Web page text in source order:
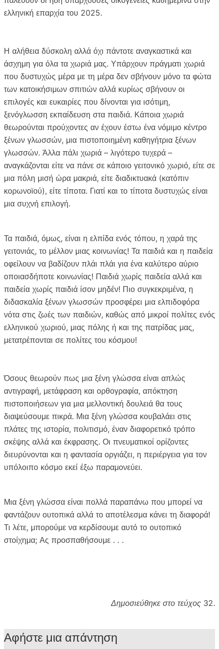
ελληνική επαρχία του 2025.
Η αλήθεια δύσκολη αλλά όχι πάντοτε αναγκαστικά και
άσχημη για όλα τα χωριά μας. Υπάρχουν πράγματι χωριά
που δυστυχώς μέρα με τη μέρα δεν σβήνουν μόνο τα φώτα
των κατοικήσιμων σπιτιών αλλά κυρίως σβήνουν οι
επιλογές και ευκαιρίες που δίνονται για ισότιμη,
ξενόγλωσση εκπαίδευση στα παιδιά. Κάποια χωριά
θεωρούνται προύχοντες αν έχουν έστω ένα νόμιμο κέντρο
ξένων γλωσσών, μια πιστοποιημένη καθηγήτρια ξένων
γλωσσών. Άλλα πάλι χωριά – λιγότερο τυχερά –
αναγκάζονται είτε να πάνε σε κάποιο γειτονικό χωριό, είτε σε
μια πόλη μισή ώρα μακριά, είτε διαδικτυακά (κατόπιν
κορωνοϊού), είτε τίποτα. Γιατί και το τίποτα δυστυχώς είναι
μια συχνή επιλογή.
Τα παιδιά, όμως, είναι η ελπίδα ενός τόπου, η χαρά της
γειτονιάς, το μέλλον μιας κοινωνίας! Τα παιδιά και η παιδεία
οφείλουν να βαδίζουν πλάι πλάι για ένα καλύτερο αύριο
οποιασδήποτε κοινωνίας! Παιδιά χωρίς παιδεία αλλά και
παιδεία χωρίς παιδιά ίσον μηδέν! Πιο συγκεκριμένα, η
διδασκαλία ξένων γλωσσών προσφέρει μια ελπιδοφόρα
νότα στις ζωές των παιδιών, καθώς από μικροί πολίτες ενός
ελληνικού χωριού, μιας πόλης ή και της πατρίδας μας,
μετατρέπονται σε πολίτες του κόσμου!
Όσους θεωρούν πως μια ξένη γλώσσα είναι απλώς
αντιγραφή, μετάφραση και ορθογραφία, απόκτηση
πιστοποιήσεων για μια μελλοντική δουλειά θα τους
διαψεύσουμε πικρά. Μια ξένη γλώσσα κουβαλάει στις
πλάτες της ιστορία, πολιτισμό, έναν διαφορετικό τρόπο
σκέψης αλλά και έκφρασης. Οι πνευματικοί ορίζοντες
διευρύνονται και η φαντασία οργιάζει, η περιέργεια για τον
υπόλοιπο κόσμο εκεί έξω παραμονεύει.
Μια ξένη γλώσσα είναι πολλά παραπάνω που μπορεί να
φαντάζουν ουτοπικά αλλά το αποτέλεσμα κάνει τη διαφορά!
Τι λέτε, μπορούμε να κερδίσουμε αυτό το ουτοπικό
στοίχημα; Ας προσπαθήσουμε . . .
Δημοσιεύθηκε στο τεύχος 32.
Αφήστε μια απάντηση